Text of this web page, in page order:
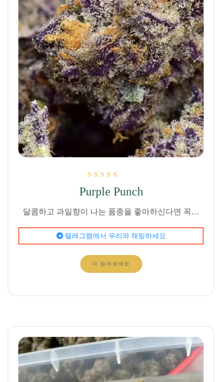
5.00
로 평가됨
Purple Punch
달콤하고 과일향이 나는 품종을 좋아하신다면 꼭…
텔레그램에서 우리와 채팅하세요
더 읽어보세요